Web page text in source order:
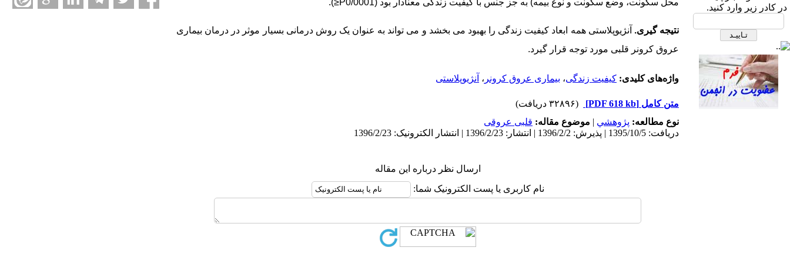
قلب شهید رجایی- ساختمان انجمن
پرستاری قلب و عروق ایران
در کادر زیر وارد کنید.
محل سکونت، وضع سکونت و نوع بیمه) به جز جنس با کیفیت زندگی معنادار بود (0/0001
≥P
)
.
نتیجه گیری. آنژیوپلاستی همه ابعاد کیفیت زندگی را بهبود می بخشد و می تواند به عنوان یک روش درمانی بسیار موثر در درمان بیماری
عروق کرونر قلبی مورد توجه قرار گیرد.
واژه‌های کلیدی: کیفیت زندگی، بیماری عروق کرونر ، آنژیوپلاستی
متن کامل [PDF 618 kb]
(۳۲۸۹۶ دریافت)
نوع مطالعه: پژوهشي | موضوع مقاله: قلبی عروقی
دریافت: 1395/10/5 | پذیرش: 1396/2/2 | انتشار: 1396/2/23 | انتشار الکترونیک: 1396/2/23
ارسال نظر درباره این مقاله
نام کاربری یا پست الکترونیک شما: